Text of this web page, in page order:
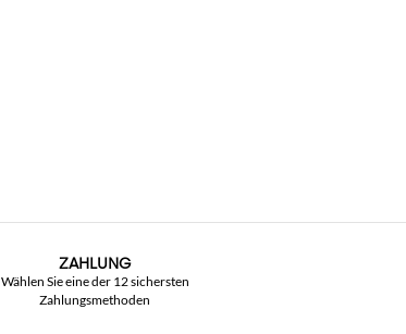
ZAHLUNG
Wählen Sie eine der 12 sichersten
Zahlungsmethoden